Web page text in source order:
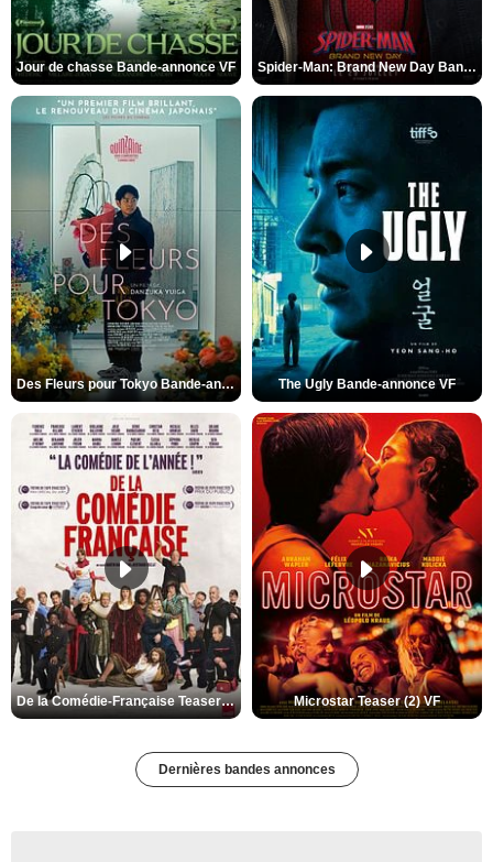
Jour de chasse Bande-annonce VF Spider-Man: Brand New Day Bande-annonce (3) VO STFR
Des Fleurs pour Tokyo Bande-annonce VO STFR The Ugly Bande-annonce VF
De la Comédie-Française Teaser (3) VF Microstar Teaser (2) VF
Dernières bandes annonces